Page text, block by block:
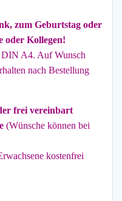
250,00 €
zum Geburtstag oder
oder Kollegen!
DIN A4. Auf Wunsch
nach Bestellung
frei vereinbart
(Wünsche können bei
kostenfrei